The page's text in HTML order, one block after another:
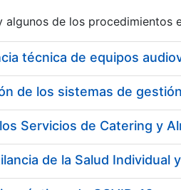
de los procedimientos
de los sistemas de